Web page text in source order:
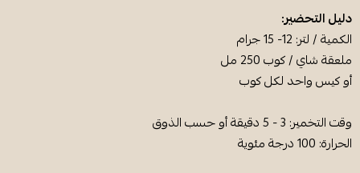
دليل التحضير:
الكمية / لتر: 12- 15 جرام
ملعقة شاي / كوب 250 مل
أو كيس واحد لكل كوب
وقت التخمير: 3 - 5 دقيقة أو حسب الذوق
الحرارة: 100 درجة مئوية